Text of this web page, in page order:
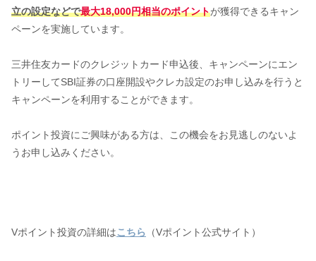
立の設定などで最大18,000円相当のポイントが獲得できるキャン
ペーンを実施しています。
三井住友カードのクレジットカード申込後、キャンペーンにエン
トリーしてSBI証券の口座開設やクレカ設定のお申し込みを行うと
キャンペーンを利用することができます。
ポイント投資にご興味がある方は、この機会をお見逃しのないよ
うお申し込みください。
Vポイント投資の詳細はこちら （Vポイント公式サイト）